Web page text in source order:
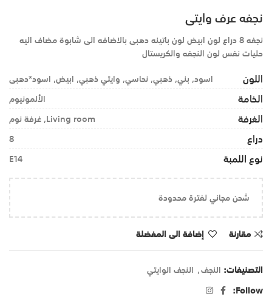
نجفه عرف وايتى
نجفه 8 دراع لون ابيض لون باتينه دهبى بالاضافه الى شابوة مضاف اليه
حليات نفس لون النجفه والكريستال
اللون اسود, بني, ذهبي, نحاسي, وايتي ذهبي, ابيض, اسود*دهبى
الخامة الألمونيوم
الغرفة Living room, غرفة نوم
دراع 8
نوع اللمبة E14
شحن مجاني لفترة محدودة
مقارنة إضافة الى المفضلة
التصنيفات: النجف, النجف الوايتي
Follow: